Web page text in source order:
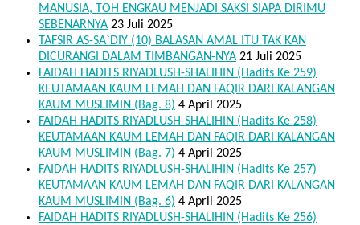
MANUSIA, TOH ENGKAU MENJADI SAKSI SIAPA DIRIMU
SEBENARNYA 23 Juli 2025
TAFSIR AS-SA`DIY (10) BALASAN AMAL ITU TAK KAN
DICURANGI DALAM TIMBANGAN-NYA 21 Juli 2025
FAIDAH HADITS RIYADLUSH-SHALIHIN (Hadits Ke 259)
KEUTAMAAN KAUM LEMAH DAN FAQIR DARI KALANGAN
KAUM MUSLIMIN (Bag. 8) 4 April 2025
FAIDAH HADITS RIYADLUSH-SHALIHIN (Hadits Ke 258)
KEUTAMAAN KAUM LEMAH DAN FAQIR DARI KALANGAN
KAUM MUSLIMIN (Bag. 7) 4 April 2025
FAIDAH HADITS RIYADLUSH-SHALIHIN (Hadits Ke 257)
KEUTAMAAN KAUM LEMAH DAN FAQIR DARI KALANGAN
KAUM MUSLIMIN (Bag. 6) 4 April 2025
FAIDAH HADITS RIYADLUSH-SHALIHIN (Hadits Ke 256)